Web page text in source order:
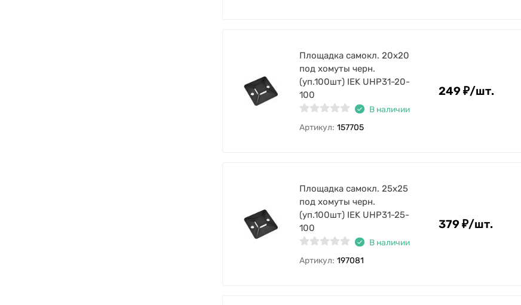
Площадка самокл. 20х20
под хомуты черн.
(уп.100шт) IEK UHP31-20-
100
В наличии
Артикул: 157705
249₽/шт.
Площадка самокл. 25х25
под хомуты черн.
(уп.100шт) IEK UHP31-25-
100
В наличии
Артикул: 197081
379₽/шт.